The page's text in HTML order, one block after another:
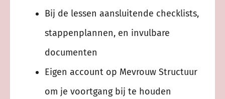
Bij de lessen aansluitende checklists,
stappenplannen, en invulbare
documenten
Eigen account op Mevrouw Structuur
om je voortgang bij te houden